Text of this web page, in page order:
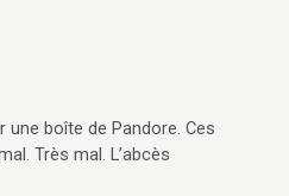
boîte de Pandore. Ces
Très mal. L’abcès